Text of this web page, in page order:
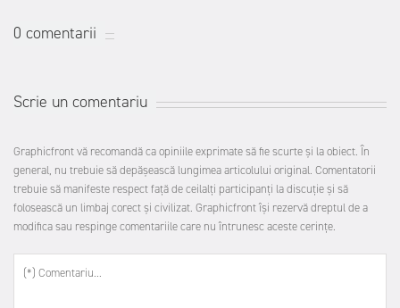
0 comentarii
Scrie un comentariu
Graphicfront vă recomandă ca opiniile exprimate să fie scurte şi la obiect. În
general, nu trebuie să depăşească lungimea articolului original. Comentatorii
trebuie să manifeste respect faţă de ceilalţi participanţi la discuţie şi să
folosească un limbaj corect şi civilizat. Graphicfront îşi rezervă dreptul de a
modifica sau respinge comentariile care nu întrunesc aceste cerinţe.